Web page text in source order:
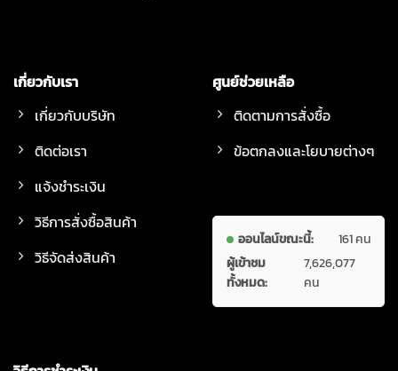
เกี่ยวกับเรา
เกี่ยวกับบริษัท
ติดต่อเรา
แจ้งชำระเงิน
วิธีการสั่งซื้อสินค้า
วิธีจัดส่งสินค้า
ศูนย์ช่วยเหลือ
ติดตามการสั่งซื้อ
ข้อตกลงและโยบายต่างๆ
ออนไลน์ขณะนี้:
161 คน
ผู้เข้าชม
ทั้งหมด:
7,626,077
คน